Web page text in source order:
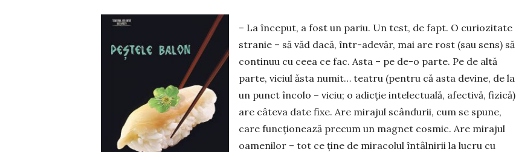
– La început, a fost un pariu. Un test, de fapt. O curiozitate
stranie – să văd dacă, într-adevăr, mai are rost (sau sens) să
continuu cu ceea ce fac. Asta – pe de-o parte. Pe de altă
parte, viciul ăsta numit… teatru (pentru că asta devine, de la
un punct încolo – viciu; o adicție intelectuală, afectivă, fizică)
are câteva date fixe. Are mirajul scândurii, cum se spune,
care funcționează precum un magnet cosmic. Are mirajul
oamenilor – tot ce ține de miracolul întâlnirii la lucru cu